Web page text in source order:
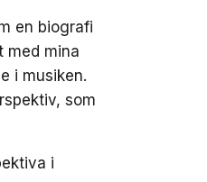
en biografi
med mina
i musiken.
som
i